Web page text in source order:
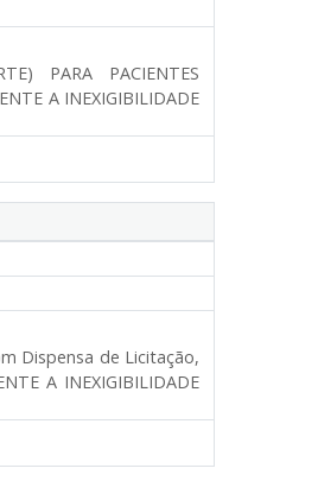
PARA PACIENTES
A INEXIGIBILIDADE
Dispensa de Licitação,
A INEXIGIBILIDADE